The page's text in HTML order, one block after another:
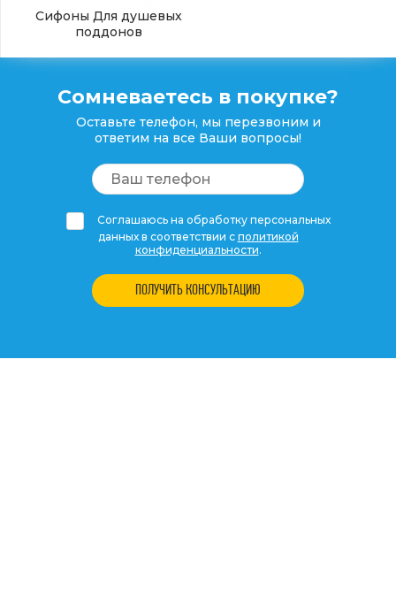
Сифоны Для душевых
поддонов
Сомневаетесь в покупке?
Оставьте телефон, мы перезвоним и
ответим на все Ваши вопросы!
Соглашаюсь на обработку персональных
данных в соответствии с политикой
конфиденциальности.
ПОЛУЧИТЬ КОНСУЛЬТАЦИЮ